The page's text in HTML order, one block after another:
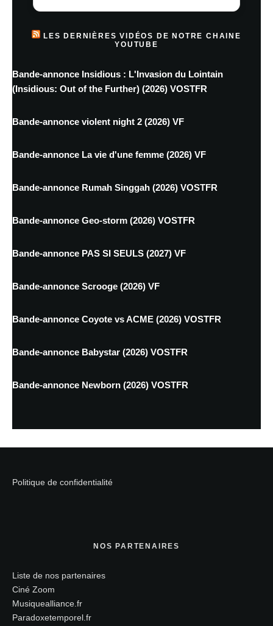
LES DERNIÈRES VIDÉOS DE NOTRE CHAINE
YOUTUBE
Bande-annonce Insidious : L'Invasion du Lointain
(Insidious: Out of the Further) (2026) VOSTFR
Bande-annonce violent night 2 (2026) VF
Bande-annonce La vie d'une femme (2026) VF
Bande-annonce Rumah Singgah (2026) VOSTFR
Bande-annonce Geo-storm (2026) VOSTFR
Bande-annonce PAS SI SEULS (2027) VF
Bande-annonce Scrooge (2026) VF
Bande-annonce Coyote vs ACME (2026) VOSTFR
Bande-annonce Babystar (2026) VOSTFR
Bande-annonce Newborn (2026) VOSTFR
Politique de confidentialité
NOS PARTENAIRES
Liste de nos partenaires
Ciné Zoom
Musiquealliance.fr
Paradoxetemporel.fr